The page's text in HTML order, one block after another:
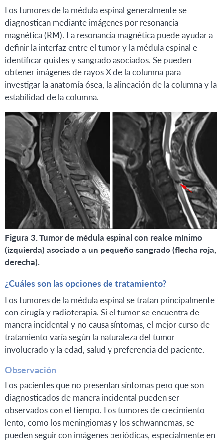
Los tumores de la médula espinal generalmente se
diagnostican mediante imágenes por resonancia
magnética (RM). La resonancia magnética puede ayudar a
definir la interfaz entre el tumor y la médula espinal e
identificar quistes y sangrado asociados. Se pueden
obtener imágenes de rayos X de la columna para
investigar la anatomía ósea, la alineación de la columna y la
estabilidad de la columna.
Figura 3. Tumor de médula espinal con realce mínimo
(izquierda) asociado a un pequeño sangrado (flecha roja,
derecha).
¿Cuáles son las opciones de tratamiento?
Los tumores de la médula espinal se tratan principalmente
con cirugía y radioterapia. Si el tumor se encuentra de
manera incidental y no causa síntomas, el mejor curso de
tratamiento varía según la naturaleza del tumor
involucrado y la edad, salud y preferencia del paciente.
Observación
Los pacientes que no presentan síntomas pero que son
diagnosticados de manera incidental pueden ser
observados con el tiempo. Los tumores de crecimiento
lento, como los meningiomas y los schwannomas, se
pueden seguir con imágenes periódicas, especialmente en